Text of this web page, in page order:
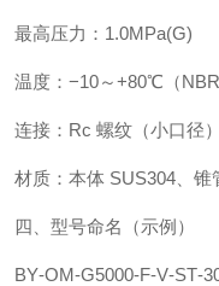
最高压力：1.0MPa(G)
温度：−10～+80℃（
连接：Rc 螺纹（小口径
材质：本体 SUS304、锥
四、型号命名（示例）